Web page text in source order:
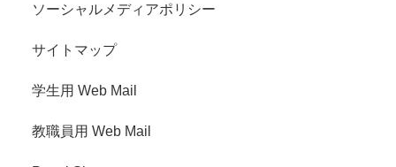
ソーシャルメディアポリシー
サイトマップ
学生用 Web Mail
教職員用 Web Mail